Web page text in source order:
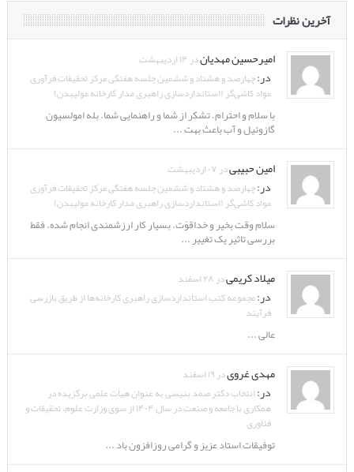
آخرین نظرات
امیرحسین مهدیاندر ۱۴ اردیبهشت
در:چهارصد و هشتاد و ششمین جلسه هفتگی مرکز تحقیقات فرآوری
مواد کاشی‌گر (استانداردسازی راهبری مدار کارخانه مولیبدن)
با سلام و احترام. تشکر از شما و راهنمایی شما. بله امولسیون
گازوئیل و آب باعث بهت ...
امین حبیبیدر ۰۷ اردیبهشت
در:چهارصد و هشتاد و ششمین جلسه هفتگی مرکز تحقیقات فرآوری
مواد کاشی‌گر (استانداردسازی راهبری مدار کارخانه مولیبدن)
سلام وقت بخیر و خداقوّت. بسیار کار ارزشمندی انجام شده. فقط
بررسی تاثیر یک تغییر ...
میلاد کریمیدر ۲۸ اسفند
در:مجموعه کتب استانداردسازی راهبری کارخانه‌ها از طریق بازرسی
فرآیند
عالی ...
مهدی غرویدر ۱۹ اسفند
در:انتخاب دکتر صمد بنیسی به عنوان هیات علمی برگزیده در
همکاری با جامعه و صنعت در سال ۱۴۰۴ از سوی وزارت علوم، تحقیقات و
فناوری
توفیقات استاد عزیز و گرامی روزافزون باد ...